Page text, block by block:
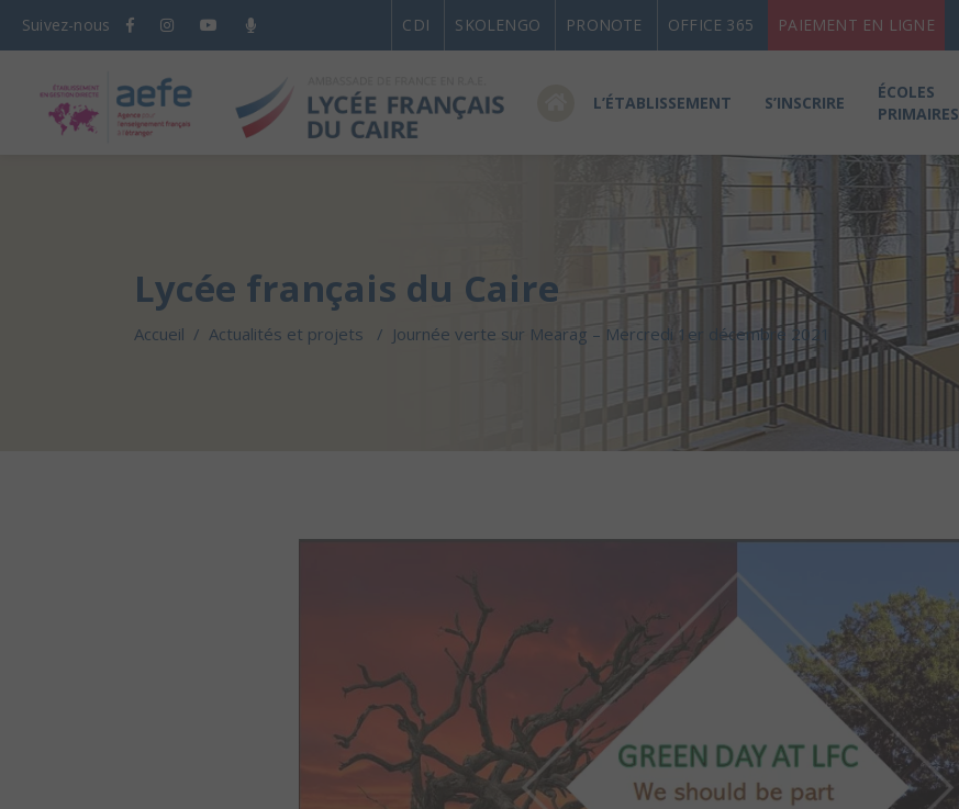
Suivez-nous CDI SKOLENGO PRONOTE OFFICE 365 PAIEMENT EN LIGNE
L’ÉTABLISSEMENT S’INSCRIRE
ÉCOLES
PRIMAIRES
Lycée français du Caire
Accueil / Actualités et projets / Journée verte sur Mearag – Mercredi 1er décembre 2021